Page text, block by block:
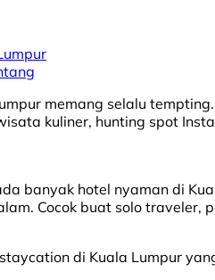
memang selalu
kuliner, hunting spot
banyak hotel nyaman di
Cocok buat solo traveler,
di Kuala Lumpur